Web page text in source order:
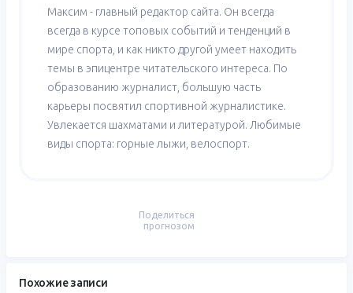
Максим - главный редактор сайта. Он всегда
всегда в курсе топовых событий и тенденций в
мире спорта, и как никто другой умеет находить
темы в эпицентре читательского интереса. По
образованию журналист, большую часть
карьеры посвятил спортивной журналистике.
Увлекается шахматами и литературой. Любимые
виды спорта: горные лыжи, велоспорт.
Поделиться
прогнозом
Похожие записи